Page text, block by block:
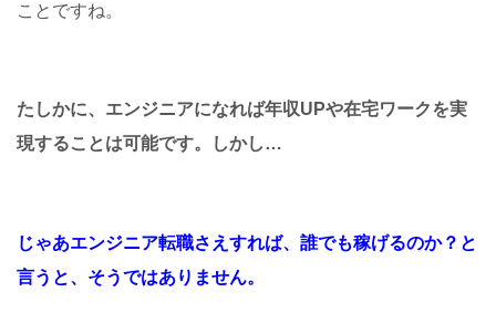
ことですね。
たしかに、エンジニアになれば年収UPや在宅ワークを実
現することは可能です。しかし…
じゃあエンジニア転職さえすれば、 誰でも稼げるのか？と
言うと、 そうではありません。